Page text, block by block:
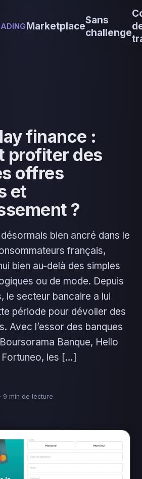
Marketplace
Sans
challenge
finance :
profiter des
offres
et
?
bien ancré dans le
français,
bien au-delà des simples
ou de mode. Depuis
le secteur bancaire a lui
période pour dévoiler des
Avec l’essor des banques
Banque, Hello
les […]
9 min de lecture